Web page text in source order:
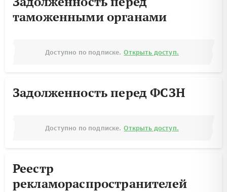
таможенными органами
Доступно по подписке. Открыть доступ.
Задолженность перед ФСЗН
Доступно по подписке. Открыть доступ.
Реестр
рекламораспространителей